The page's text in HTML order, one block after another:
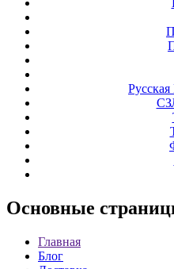
Основные
Главная
Блог